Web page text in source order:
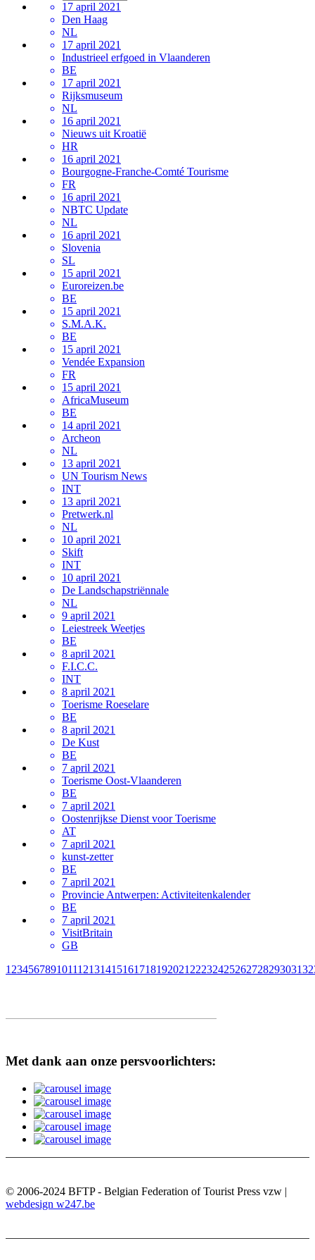
17 april 2021
Den Haag
NL
17 april 2021
Industrieel erfgoed in Vlaanderen
BE
17 april 2021
Rijksmuseum
NL
16 april 2021
Nieuws uit Kroatië
HR
16 april 2021
Bourgogne-Franche-Comté Tourisme
FR
16 april 2021
NBTC Update
NL
16 april 2021
Slovenia
SL
15 april 2021
Euroreizen.be
BE
15 april 2021
S.M.A.K.
BE
15 april 2021
Vendée Expansion
FR
15 april 2021
AfricaMuseum
BE
14 april 2021
Archeon
NL
13 april 2021
UN Tourism News
INT
13 april 2021
Pretwerk.nl
NL
10 april 2021
Skift
INT
10 april 2021
De Landschapstriënnale
NL
9 april 2021
Leiestreek Weetjes
BE
8 april 2021
F.I.C.C.
INT
8 april 2021
Toerisme Roeselare
BE
8 april 2021
De Kust
BE
7 april 2021
Toerisme Oost-Vlaanderen
BE
7 april 2021
Oostenrijkse Dienst voor Toerisme
AT
7 april 2021
kunst-zetter
BE
7 april 2021
Provincie Antwerpen: Activiteitenkalender
BE
7 april 2021
VisitBritain
GB
1 23456789101112131415161718192021 2223242526272829303132
Met dank aan onze persvoorlichters:
© 2006-2024 BFTP - Belgian Federation of Tourist Press vzw |
webdesign w247.be